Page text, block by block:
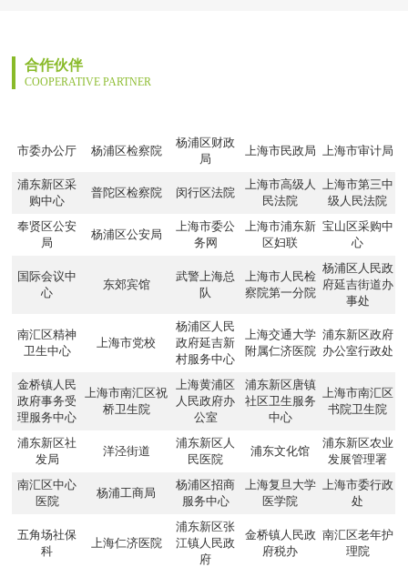
合作伙伴
COOPERATIVE PARTNER
市委办公厅 杨浦区检察院
杨浦区财政
局
上海市民政局 上海市审计局
浦东新区采
购中心
普陀区检察院 闵行区法院
上海市高级人
民法院
上海市第三中
级人民法院
奉贤区公安
局
杨浦区公安局
上海市委公
务网
上海市浦东新
区妇联
宝山区采购中
心
国际会议中
心
东郊宾馆
武警上海总
队
上海市人民检
察院第一分院
杨浦区人民政
府延吉街道办
事处
南汇区精神
卫生中心
上海市党校
杨浦区人民
政府延吉新
村服务中心
上海交通大学
附属仁济医院
浦东新区政府
办公室行政处
金桥镇人民
政府事务受
理服务中心
上海市南汇区祝
桥卫生院
上海黄浦区
人民政府办
公室
浦东新区唐镇
社区卫生服务
中心
上海市南汇区
书院卫生院
浦东新区社
发局
洋泾街道
浦东新区人
民医院
浦东文化馆
浦东新区农业
发展管理署
南汇区中心
医院
杨浦工商局
杨浦区招商
服务中心
上海复旦大学
医学院
上海市委行政
处
五角场社保
科
上海仁济医院
浦东新区张
江镇人民政
府
金桥镇人民政
府税办
南汇区老年护
理院